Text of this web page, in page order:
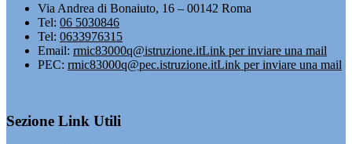
Via Andrea di Bonaiuto, 16 – 00142 Roma
Tel: 06 5030846
Tel: 0633976315
Email: rmic83000q@istruzione.itLink per inviare una mail
PEC: rmic83000q@pec.istruzione.itLink per inviare una mail
Sezione Link Utili